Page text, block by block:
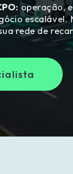
operação,
escalável.
rede de